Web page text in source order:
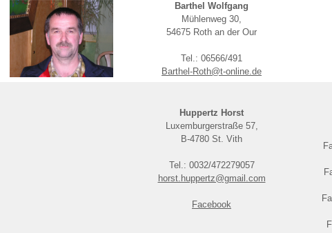
Barthel Wolfgang
Mühlenweg 30,
54675 Roth an der Our
Tel.: 06566/491
Barthel-Roth@t-online.de
Huppertz Horst
Luxemburgerstraße 57,
B-4780 St. Vith
Tel.: 0032/472279057
horst.huppertz@gmail.com
Facebook